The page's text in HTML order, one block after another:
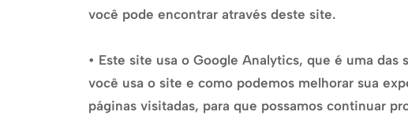
você pode encontrar através deste site.
• Este site usa o Google Analytics, que é uma
você usa o site e como podemos melhorar sua
páginas visitadas, para que possamos continuar